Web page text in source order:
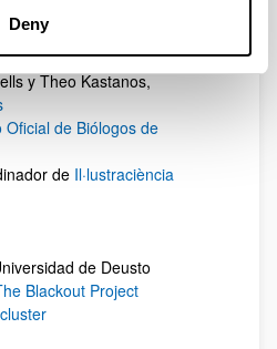
Denyy copywriter en
y Theo Kastanos,
Oficial de Biólogos de
de Il·lustraciència
de Deusto
Blackout Project